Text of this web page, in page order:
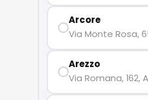
Milano
Lido di
Arcore
Via Monte Rosa,
Arezzo
Via Romana, 162,